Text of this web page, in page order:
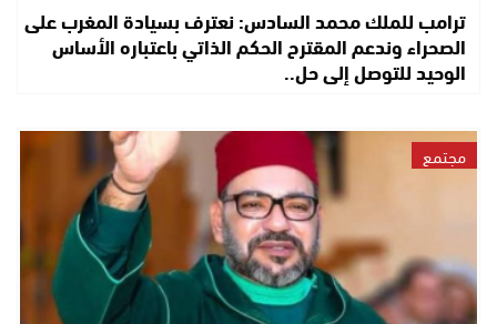
ترامب للملك محمد السادس: نعترف بسيادة المغرب على
الصحراء وندعم المقترح الحكم الذاتي باعتباره الأساس
الوحيد للتوصل إلى حل..
مجتمع